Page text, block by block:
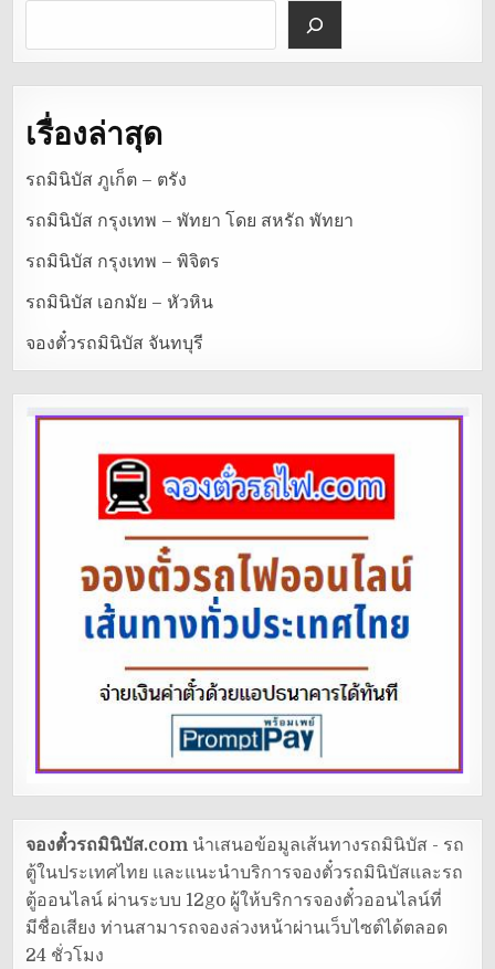
เรื่องล่าสุด
รถมินิบัส ภูเก็ต – ตรัง
รถมินิบัส กรุงเทพ – พัทยา โดย สหรัถ พัทยา
รถมินิบัส กรุงเทพ – พิจิตร
รถมินิบัส เอกมัย – หัวหิน
จองตั๋วรถมินิบัส จันทบุรี
จองตั๋วรถมินิบัส.com นำเสนอข้อมูลเส้นทางรถมินิบัส - รถ
ตู้ในประเทศไทย และแนะนำบริการจองตั๋วรถมินิบัสและรถ
ตู้ออนไลน์ ผ่านระบบ 12go ผู้ให้บริการจองตั๋วออนไลน์ที่
มีชื่อเสียง ท่านสามารถจองล่วงหน้าผ่านเว็บไซต์ได้ตลอด
24 ชั่วโมง